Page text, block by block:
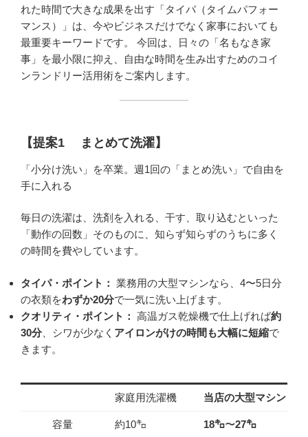
れた時間で大きな成果を出す「タイパ（タイムパフォー
マンス）」は、今やビジネスだけでなく家事においても
最重要キーワードです。 今回は、日々の「名もなき家
事」を最小限に抑え、自由な時間を生み出すためのコイ
ンランドリー活用術をご案内します。
【提案1 まとめて洗濯】
「小分け洗い」を卒業。週1回の「まとめ洗い」で自由を
手に入れる
毎日の洗濯は、洗剤を入れる、干す、取り込むといった
「動作の回数」そのものに、知らず知らずのうちに多く
の時間を費やしています。
タイパ・ポイント： 業務用の大型マシンなら、4〜5日分
の衣類をわずか20分で一気に洗い上げます。
クオリティ・ポイント： 高温ガス乾燥機で仕上げれば約
30分、シワが少なく アイロンがけの時間も大幅に短縮で
きます。
家庭用洗濯機 当店の大型マシン
容量 約10㌔ 18㌔～27㌔